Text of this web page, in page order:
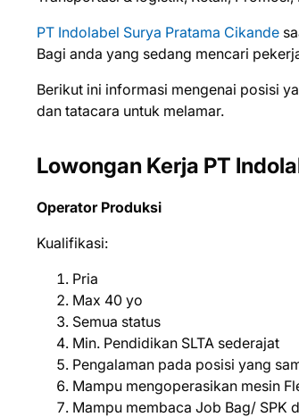
PT Indolabel Surya Pratama Cikande
Bаgі аndа уаng ѕеdаng mеnсаrі
Bеrіkut іnі іnfоrmаѕі mеngеnаі
dаn tаtасаrа untuk mеlаmаr.
Lowongan Kerja PT
Operator Produksi
Kualifikasi:
Pria
Max 40 yo
Semua status
Min. Pendidikan SLTA sederajat
Pengalaman pada posisi yang
Mampu mengoperasikan mesin
Mampu membaca Job Bag/ SPK